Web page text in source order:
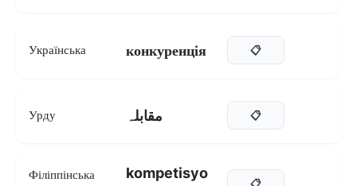
Українська конкуренція 📋
Урду مقابلہ 📋
Філіппінська
kompetisyo
📋